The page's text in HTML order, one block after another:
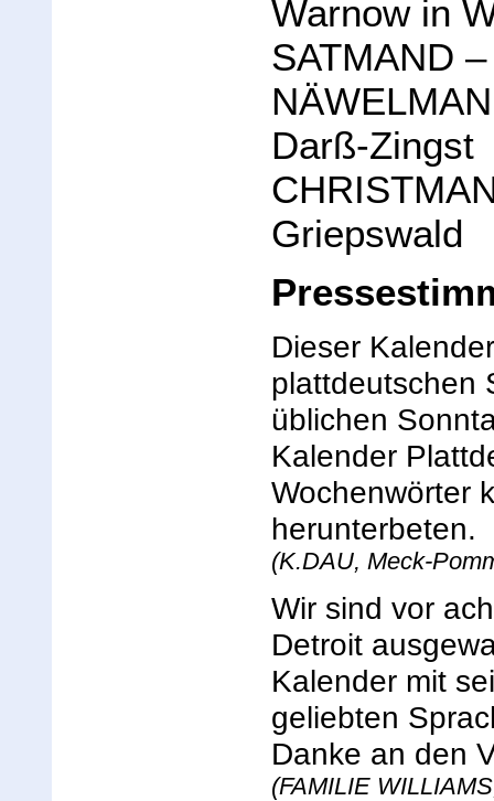
Warnow in
SATMAND
Darß-Zingst
Griepswald
Dieser
plattdeutschen
üblichen
Kalender
Wochenwörter
herunterbeten.
(K.DAU, Meck-
Wir sind vor
Detroit
Kalender mit
geliebten
Danke an den
(FAMILIE